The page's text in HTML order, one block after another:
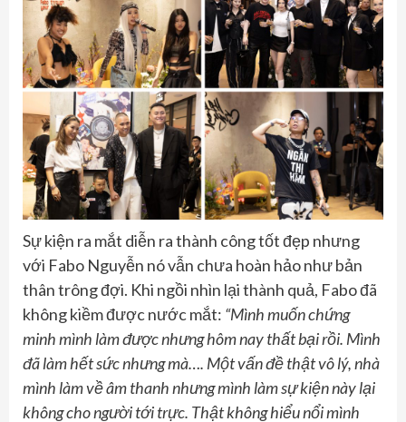
Sự kiện ra mắt diễn ra thành công tốt đẹp nhưng
với Fabo Nguyễn nó vẫn chưa hoàn hảo như bản
thân trông đợi. Khi ngồi nhìn lại thành quả, Fabo đã
không kiềm được nước mắt: “Mình muốn chứng
minh mình làm được nhưng hôm nay thất bại rồi. Mình
đã làm hết sức nhưng mà…. Một vấn đề thật vô lý, nhà
mình làm về âm thanh nhưng mình làm sự kiện này lại
không cho người tới trực. Thật không hiểu nổi mình